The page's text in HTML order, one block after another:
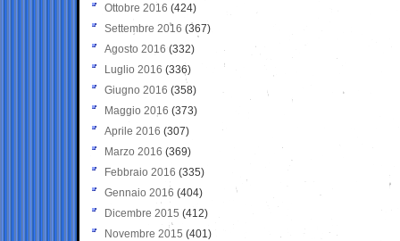
Ottobre 2016 (424)
Settembre 2016 (367)
Agosto 2016 (332)
Luglio 2016 (336)
Giugno 2016 (358)
Maggio 2016 (373)
Aprile 2016 (307)
Marzo 2016 (369)
Febbraio 2016 (335)
Gennaio 2016 (404)
Dicembre 2015 (412)
Novembre 2015 (401)